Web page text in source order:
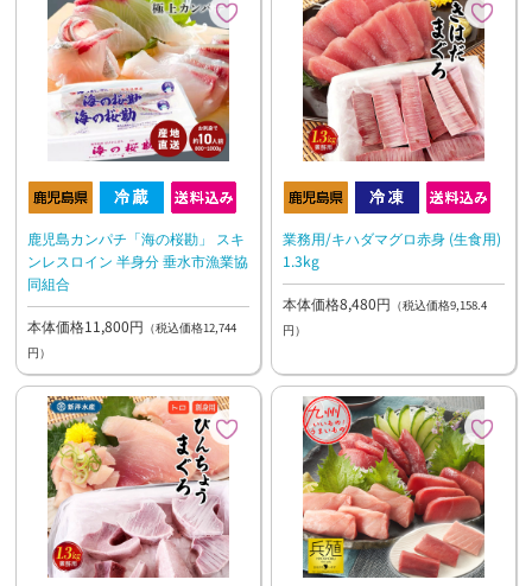
鹿児島カンパチ「海の桜勘」 スキ
ンレスロイン 半身分 垂水市漁業協
同組合
本体価格11,800円 （税込価格12,744
円）
業務用/キハダマグロ赤身 (生食用)
1.3kg
本体価格8,480円 （税込価格9,158.4
円）